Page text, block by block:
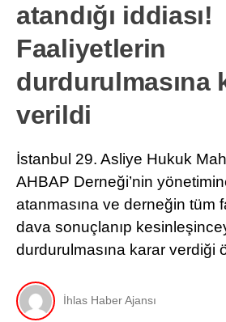
atandığı iddiası!
Faaliyetlerin
durdurulmasına
verildi
İstanbul 29. Asliye Hukuk
AHBAP Derneği’nin
atanmasına ve derneğin tüm
dava sonuçlanıp
durdurulmasına karar verdiği
İhlas Haber Ajansı